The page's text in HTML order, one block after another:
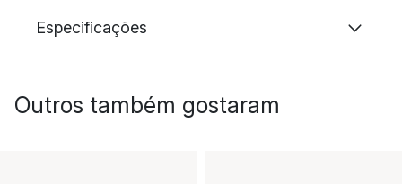
Especificações
Outros também gostaram